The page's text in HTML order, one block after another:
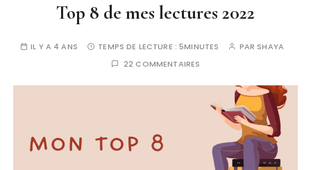
Top 8 de mes lectures 2022
IL Y A 4 ANS TEMPS DE LECTURE :5MINUTES PAR SHAYA
22 COMMENTAIRES